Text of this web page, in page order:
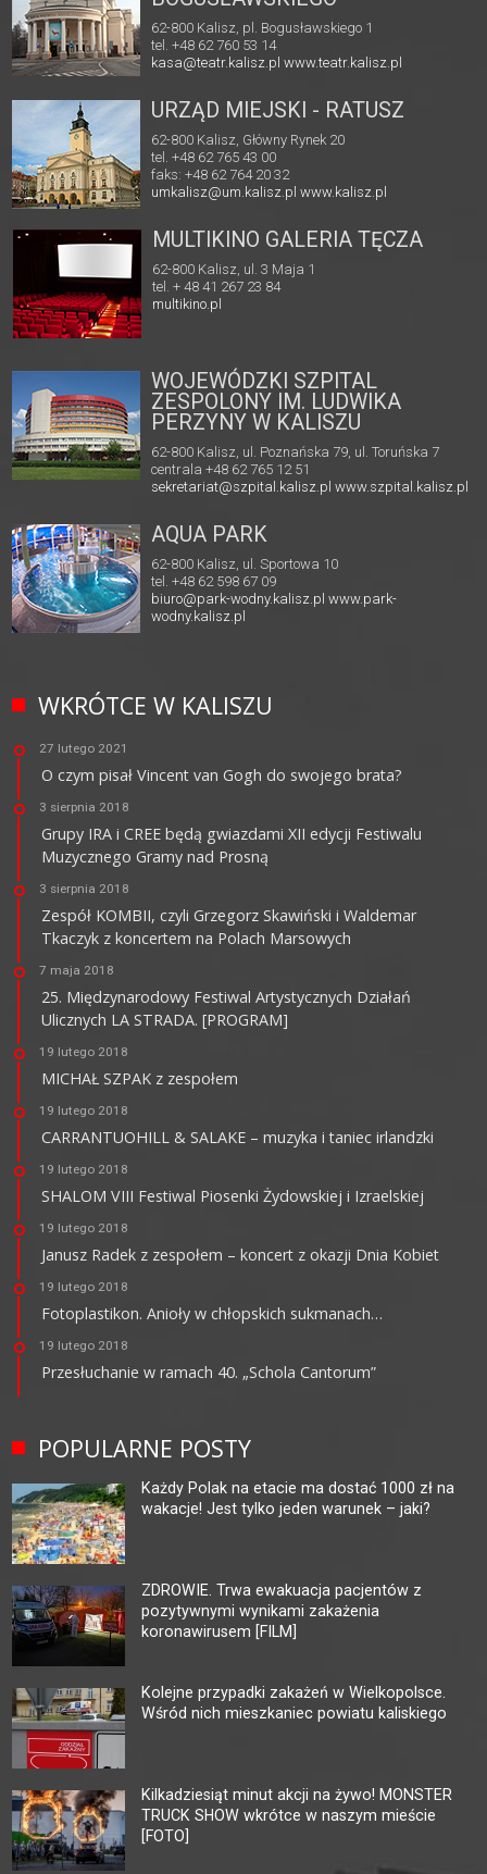
62-800 Kalisz, pl. Bogusławskiego 1
tel. +48 62 760 53 14
kasa@teatr.kalisz.pl www.teatr.kalisz.pl
URZĄD MIEJSKI - RATUSZ
62-800 Kalisz, Główny Rynek 20
tel. +48 62 765 43 00
faks: +48 62 764 20 32
umkalisz@um.kalisz.plwww.kalisz.pl
MULTIKINO GALERIA TĘCZA
62-800 Kalisz, ul. 3 Maja 1
tel. + 48 41 267 23 84
multikino.pl
WOJEWÓDZKI SZPITAL
ZESPOLONY IM. LUDWIKA
PERZYNY W KALISZU
62-800 Kalisz, ul. Poznańska 79, ul. Toruńska 7
centrala +48 62 765 12 51
sekretariat@szpital.kalisz.pl www.szpital.kalisz.pl
AQUA PARK
62-800 Kalisz, ul. Sportowa 10
tel. +48 62 598 67 09
biuro@park-wodny.kalisz.pl www.park-
wodny.kalisz.pl
WKRÓTCE W KALISZU
27 lutego 2021
O czym pisał Vincent van Gogh do swojego brata?
3 sierpnia 2018
Grupy IRA i CREE będą gwiazdami XII edycji Festiwalu
Muzycznego Gramy nad Prosną
3 sierpnia 2018
Zespół KOMBII, czyli Grzegorz Skawiński i Waldemar
Tkaczyk z koncertem na Polach Marsowych
7 maja 2018
25. Międzynarodowy Festiwal Artystycznych Działań
Ulicznych LA STRADA. [PROGRAM]
19 lutego 2018
MICHAŁ SZPAK z zespołem
19 lutego 2018
CARRANTUOHILL & SALAKE – muzyka i taniec irlandzki
19 lutego 2018
SHALOM VIII Festiwal Piosenki Żydowskiej i Izraelskiej
19 lutego 2018
Janusz Radek z zespołem – koncert z okazji Dnia Kobiet
19 lutego 2018
Fotoplastikon. Anioły w chłopskich sukmanach…
19 lutego 2018
Przesłuchanie w ramach 40. „Schola Cantorum”
POPULARNE POSTY
Każdy Polak na etacie ma dostać 1000 zł na
wakacje! Jest tylko jeden warunek – jaki?
ZDROWIE. Trwa ewakuacja pacjentów z
pozytywnymi wynikami zakażenia
koronawirusem [FILM]
Kolejne przypadki zakażeń w Wielkopolsce.
Wśród nich mieszkaniec powiatu kaliskiego
Kilkadziesiąt minut akcji na żywo! MONSTER
TRUCK SHOW wkrótce w naszym mieście
[FOTO]